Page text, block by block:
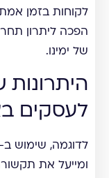
לקוחות בזמן
הפכה ליתרון
של ימינו.
לעסקים
לדוגמה, שימוש ב-
ומייעל את